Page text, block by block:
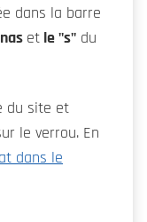
dans la barre
et le "s" du
du site et
le verrou. En
dans le